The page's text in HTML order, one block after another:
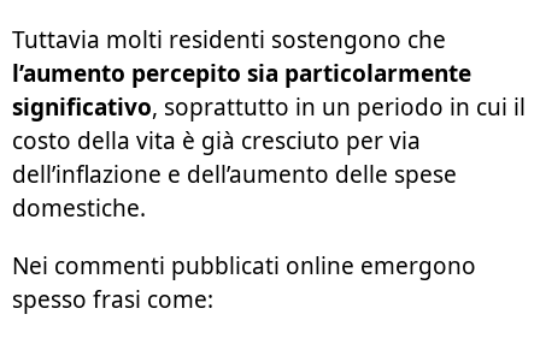
Tuttavia molti residenti sostengono che
l’aumento percepito sia particolarmente
significativo, soprattutto in un periodo in cui il
costo della vita è già cresciuto per via
dell’inflazione e dell’aumento delle spese
domestiche.
Nei commenti pubblicati online emergono
spesso frasi come: